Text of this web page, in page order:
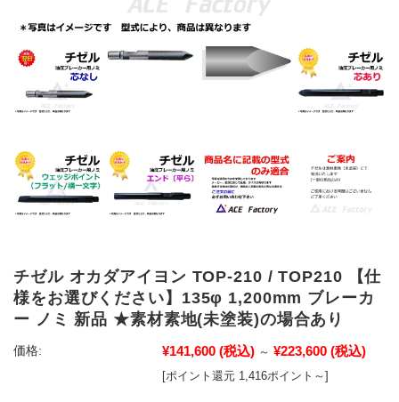
チゼル オカダアイヨン TOP-210 / TOP210 【仕
様をお選びください】135φ 1,200mm ブレーカ
ー ノミ 新品 ★素材素地(未塗装)の場合あり
価格: ¥141,600 (税込) ～ ¥223,600 (税込)
[ポイント還元 1,416ポイント～]